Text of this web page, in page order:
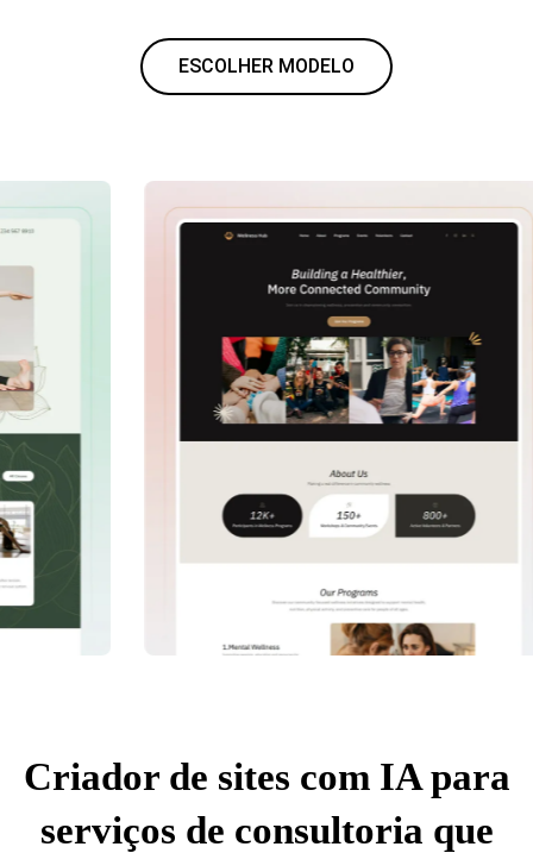
ESCOLHER MODELO
Criador de sites com IA para
serviços de consultoria que